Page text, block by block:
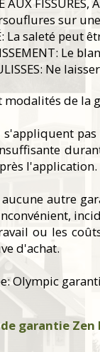
AUX
sur
La saleté peut
Le
Ne
modalités de la
s'appliquent
l'application.
aucune autre
ou les
d'achat.
Olympic
garantie